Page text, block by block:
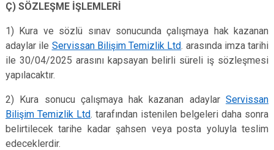
Ç) SÖZLEŞME İŞLEMLERİ
1) Kura ve sözlü sınav sonucunda çalışmaya hak kazanan
adaylar ile Servissan Bilişim Temizlik Ltd. arasında imza tarihi
ile 30/04/2025 arasını kapsayan belirli süreli iş sözleşmesi
yapılacaktır.
2) Kura sonucu çalışmaya hak kazanan adaylar Servissan
Bilişim Temizlik Ltd. tarafından istenilen belgeleri daha sonra
belirtilecek tarihe kadar şahsen veya posta yoluyla teslim
edeceklerdir.